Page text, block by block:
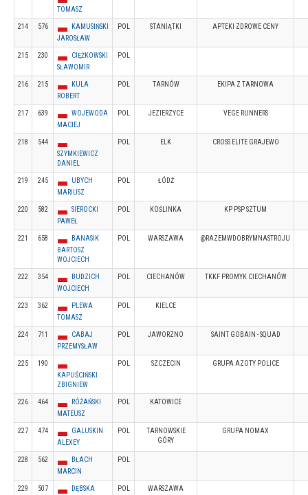
TOMASZ
214 576
KAMUSIŃSKI
JAROSŁAW
POL STANIĄTKI APTEKI ZDROWE CENY
215 230
CIĘŻKOWSKI
SŁAWOMIR
POL
216 215
KULA
ROBERT
POL TARNÓW EKIPA Z TARNOWA
217 639
WOJEWODA
MACIEJ
POL JEZIERZYCE VEGE RUNNERS
218
544
SZYMKIEWICZ
DANIEL
POL ELK CROSS ELITE GRAJEWO
219 245
UBYCH
MARIUSZ
POL ŁÓDŹ
220 582
SIEROCKI
PAWEŁ
POL KOŚLINKA KP PSP SZTUM
221 658
BANASIK
BARTOSZ
WOJCIECH
POL WARSZAWA @RAZEMWDOBRYMNASTROJU
222 354
BUDZICH
WOJCIECH
POL CIECHANÓW TKKF PROMYK CIECHANÓW
223 362
PLEWA
TOMASZ
POL KIELCE
224 711
CABAJ
PRZEMYSŁAW
POL JAWORZNO SAINT GOBAIN - SQUAD
225
190
KAPUŚCIŃSKI
ZBIGNIEW
POL SZCZECIN GRUPA AZOTY POLICE
226 464
RÓŻAŃSKI
MATEUSZ
POL KATOWICE
227 474
GALUSKIN
ALEXEY
POL
TARNOWSKIE
GÓRY
GRUPA NOMAX
228 562
BŁACH
MARCIN
POL
229 507
DĘBSKA
POL WARSZAWA